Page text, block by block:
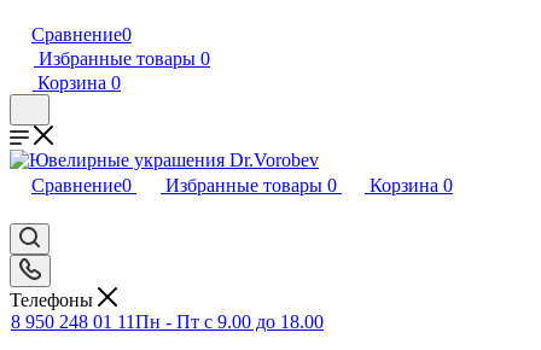
Сравнение0
Избранные товары 0
Корзина 0
Сравнение0 Избранные товары 0 Корзина 0
Телефоны
8 950 248 01 11Пн - Пт с 9.00 до 18.00